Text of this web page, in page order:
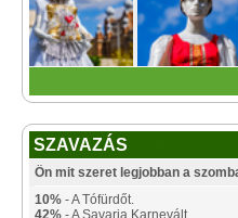
SZAVAZÁS
Ön mit szeret legjobban a
10% - A Tófürdőt.
42% - A Savaria Karnevált.